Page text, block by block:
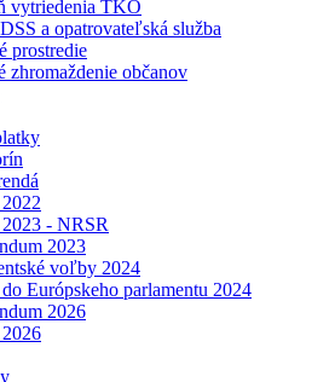
vytriedenia TKO
a opatrovateľská služba
prostredie
zhromaždenie občanov
- NRSR
2023
voľby 2024
Európskeho parlamentu 2024
2026